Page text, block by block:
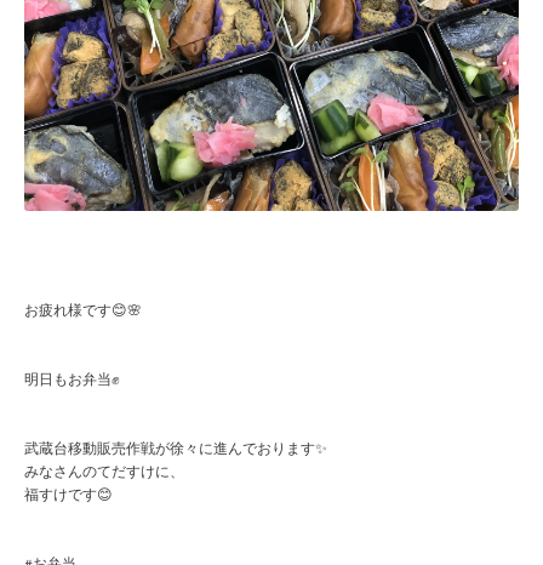
お疲れ様です😊🌸
明日もお弁当✊
武蔵台移動販売作戦が徐々に進んでおります✨
みなさんのてだすけに、
福すけです😊